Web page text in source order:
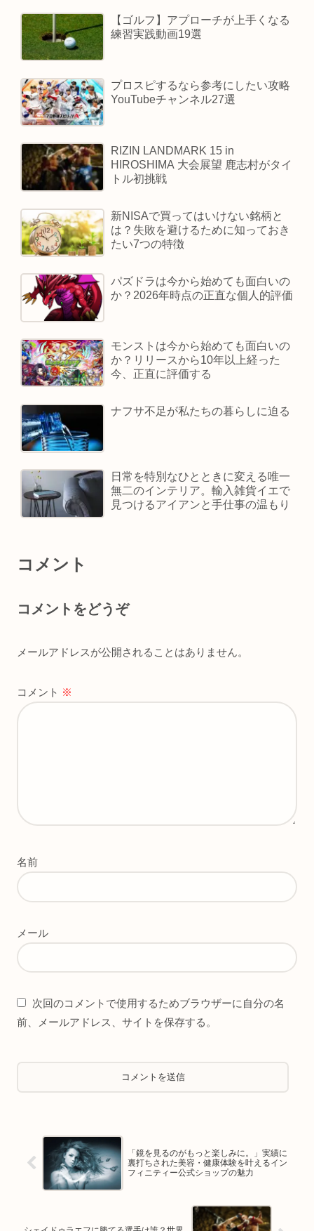
【ゴルフ】アプローチが上手くなる
練習実践動画19選
プロスピするなら参考にしたい攻略
YouTubeチャンネル27選
RIZIN LANDMARK 15 in
HIROSHIMA 大会展望 鹿志村がタイ
トル初挑戦
新NISAで買ってはいけない銘柄と
は？失敗を避けるために知っておき
たい7つの特徴
パズドラは今から始めても面白いの
か？2026年時点の正直な個人的評価
モンストは今から始めても面白いの
か？リリースから10年以上経った
今、正直に評価する
ナフサ不足が私たちの暮らしに迫る
日常を特別なひとときに変える唯一
無二のインテリア。輸入雑貨イエで
見つけるアイアンと手仕事の温もり
コメント
コメントをどうぞ
メールアドレスが公開されることはありません。
コメント ※
名前
メール
次回のコメントで使用するためブラウザーに自分の名
前、メールアドレス、サイトを保存する。
「鏡を見るのがもっと楽しみに。」実績に
裏打ちされた美容・健康体験を叶えるイン
フィニティー公式ショップの魅力